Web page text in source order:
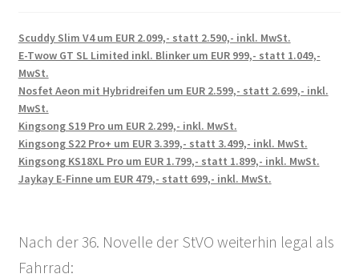
Scuddy Slim V4 um EUR 2.099,- statt 2.590,- inkl. MwSt.
E-Twow GT SL Limited inkl. Blinker um EUR 999,- statt 1.049,-
MwSt.
Nosfet Aeon mit Hybridreifen um EUR 2.599,- statt 2.699,- inkl.
MwSt.
Kingsong S19 Pro um EUR 2.299,- inkl. MwSt.
Kingsong S22 Pro+ um EUR 3.399,- statt 3.499,- inkl. MwSt.
Kingsong KS18XL Pro um EUR 1.799,- statt 1.899,- inkl. MwSt.
Jaykay E-Finne um EUR 479,- statt 699,- inkl. MwSt.
Nach der 36. Novelle der StVO weiterhin legal als
Fahrrad: